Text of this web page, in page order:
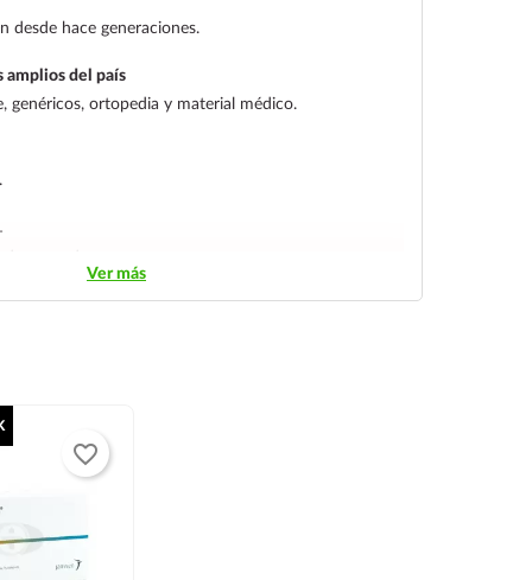
desde hace generaciones.
amplios del país
genéricos, ortopedia y material médico.
y entrega segura.
Ver más
favorite_border